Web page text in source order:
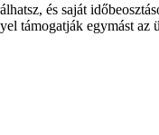
és saját
egymást az